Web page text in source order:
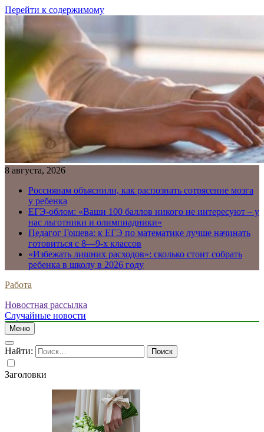
Перейти к содержимому
8 августа, 2026
Россиянам объяснили, как распознать сотрясение мозга
у ребенка
ЕГЭ-облом: «Ваши 100 баллов никого не интересуют – у
нас льготники и олимпиадники»
Педагог Гошева: к ЕГЭ по математике лучше начинать
готовиться с 8—9-х классов
«Избежать лишних расходов»: сколько стоит собрать
ребенка в школу в 2026 году
Работа
Новостная рассылка
Случайные новости
Меню
Найти:
Заголовки